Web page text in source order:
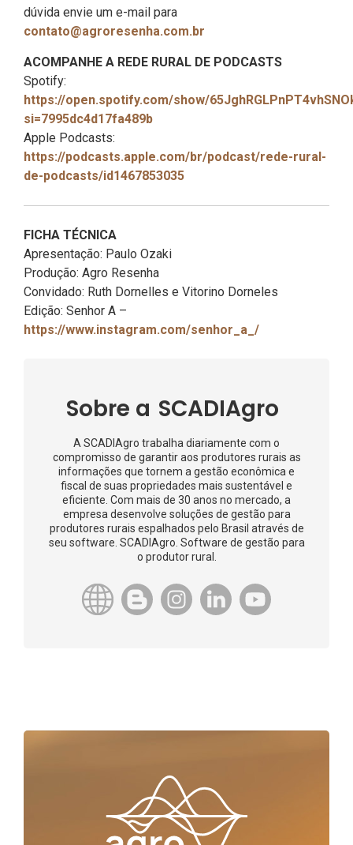
dúvida envie um e-mail para
contato@agroresenha.com.br
ACOMPANHE A REDE RURAL DE PODCASTS
Spotify:
https://open.spotify.com/show/
si=7995dc4d17fa489b
Apple Podcasts:
https://podcasts.apple.com/br/podcast/rede-rural-
de-podcasts/id1467853035
FICHA TÉCNICA
Apresentação: Paulo Ozaki
Produção: Agro Resenha
Convidado: Ruth Dornelles e Vitorino Dorneles
Edição: Senhor A –
https://www.instagram.com/senhor_a_/
Sobre a SCADIAgro
A SCADIAgro trabalha diariamente com o
compromisso de garantir aos produtores rurais as
informações que tornem a gestão econômica e
fiscal de suas propriedades mais sustentável e
eficiente. Com mais de 30 anos no mercado, a
empresa desenvolve soluções de gestão para
produtores rurais espalhados pelo Brasil através de
seu software. SCADIAgro. Software de gestão para
o produtor rural.